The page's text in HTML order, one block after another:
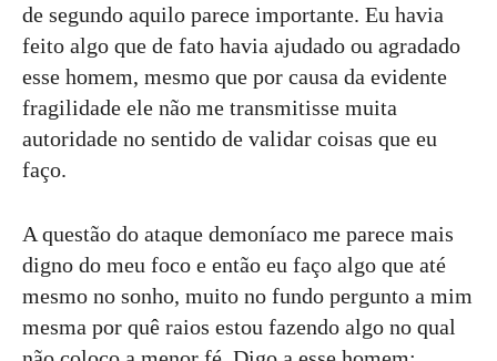
de segundo aquilo parece importante. Eu havia
feito algo que de fato havia ajudado ou agradado
esse homem, mesmo que por causa da evidente
fragilidade ele não me transmitisse muita
autoridade no sentido de validar coisas que eu
faço.
A questão do ataque demoníaco me parece mais
digno do meu foco e então eu faço algo que até
mesmo no sonho, muito no fundo pergunto a mim
mesma por quê raios estou fazendo algo no qual